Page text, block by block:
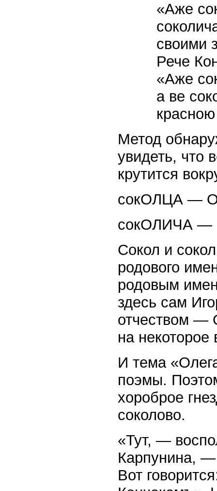
«Аже
своими
Рече
«Аже
а ве
Метод
увидеть, что
крутится
сокОЛЦА —
сокОЛИЧА
Сокол и
родового
родовым
здесь сам
отчеством —
на некоторое
И тема
поэмы.
хороброе
соколово.
«Тут, —
Карпунина, —
Вот